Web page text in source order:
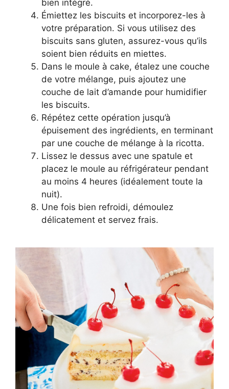
bien intégré.
Émiettez les biscuits et incorporez-les à
votre préparation. Si vous utilisez des
biscuits sans gluten, assurez-vous qu’ils
soient bien réduits en miettes.
Dans le moule à cake, étalez une couche
de votre mélange, puis ajoutez une
couche de lait d’amande pour humidifier
les biscuits.
Répétez cette opération jusqu’à
épuisement des ingrédients, en terminant
par une couche de mélange à la ricotta.
Lissez le dessus avec une spatule et
placez le moule au réfrigérateur pendant
au moins 4 heures (idéalement toute la
nuit).
Une fois bien refroidi, démoulez
délicatement et servez frais.